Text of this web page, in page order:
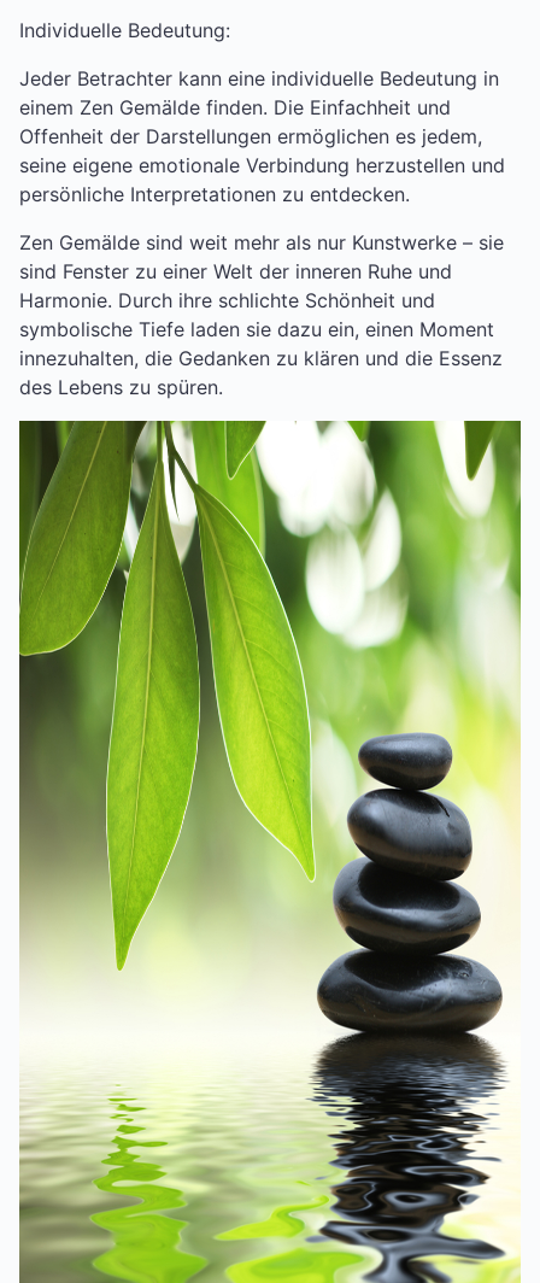
Individuelle Bedeutung:
Jeder Betrachter kann eine individuelle Bedeutung in
einem Zen Gemälde finden. Die Einfachheit und
Offenheit der Darstellungen ermöglichen es jedem,
seine eigene emotionale Verbindung herzustellen und
persönliche Interpretationen zu entdecken.
Zen Gemälde sind weit mehr als nur Kunstwerke – sie
sind Fenster zu einer Welt der inneren Ruhe und
Harmonie. Durch ihre schlichte Schönheit und
symbolische Tiefe laden sie dazu ein, einen Moment
innezuhalten, die Gedanken zu klären und die Essenz
des Lebens zu spüren.